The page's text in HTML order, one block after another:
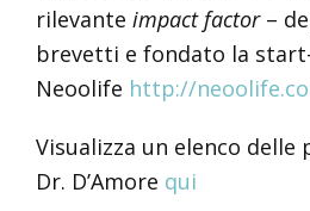
rilevante impact factor–
brevetti e fondato la
Neoolife http://
Visualizza un elenco delle
Dr. D’Amore qui